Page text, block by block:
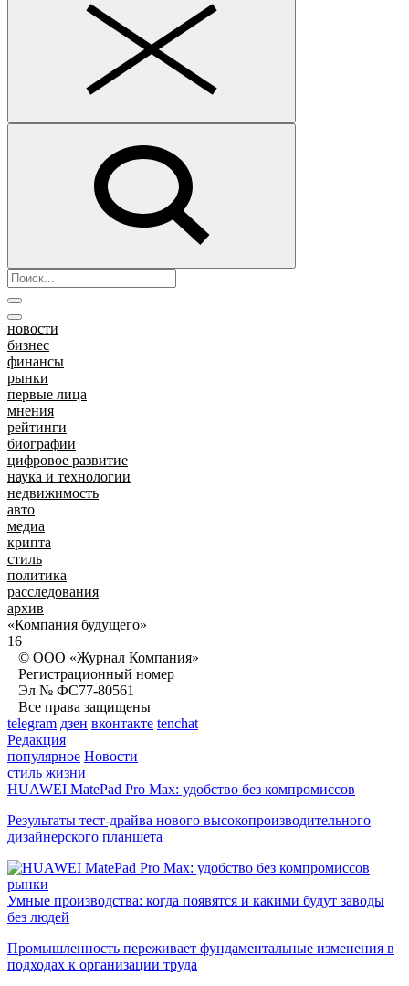
новости
бизнес
финансы
рынки
первые лица
мнения
рейтинги
биографии
цифровое развитие
наука и технологии
недвижимость
авто
медиа
крипта
стиль
политика
расследования
архив
«Компания будущего»
16+
© ООО «Журнал Компания»
Регистрационный номер
Эл № ФС77-80561
Все права защищены
telegram дзен вконтакте tenchat
Редакция
популярное Новости
стиль жизни
HUAWEI MatePad Pro Max: удобство без компромиссов
Результаты тест-драйва нового высокопроизводительного
дизайнерского планшета
рынки
Умные производства: когда появятся и какими будут заводы
без людей
Промышленность переживает фундаментальные изменения в
подходах к организации труда